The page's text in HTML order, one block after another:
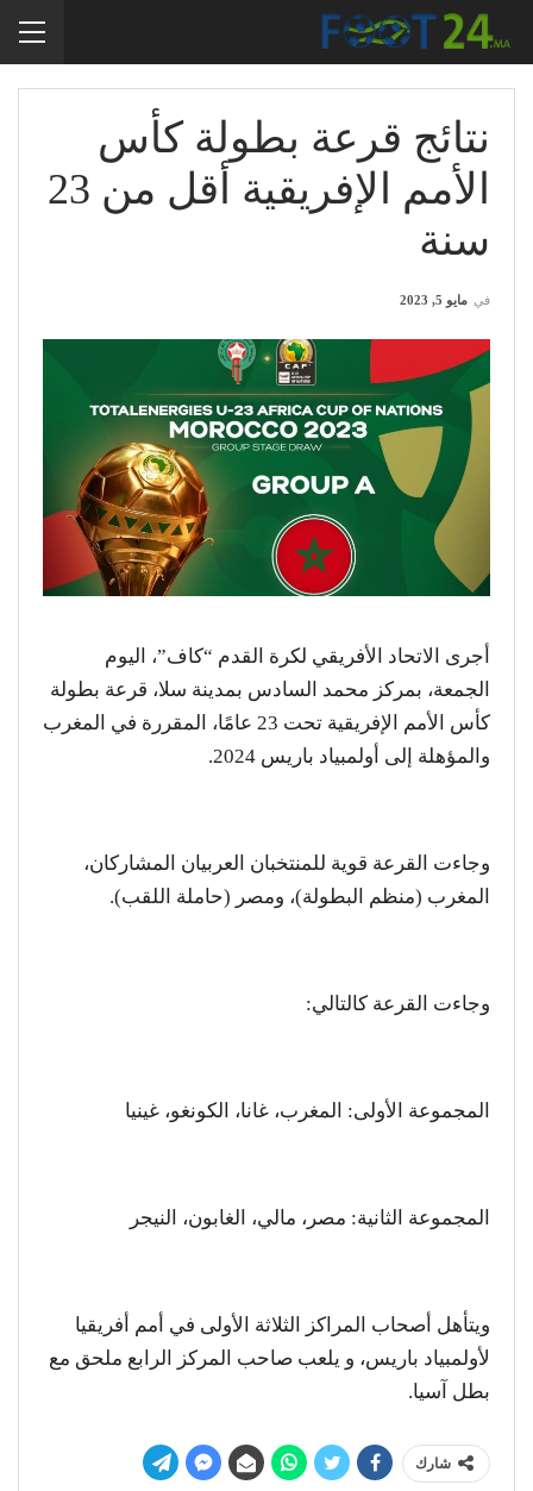
نتائج قرعة بطولة كأس
الأمم الإفريقية أقل من 23
سنة
في مايو 5, 2023
أجرى الاتحاد الأفريقي لكرة القدم “كاف”، اليوم
الجمعة، بمركز محمد السادس بمدينة سلا، قرعة بطولة
كأس الأمم الإفريقية تحت 23 عامًا، المقررة في المغرب
والمؤهلة إلى أولمبياد باريس 2024.
وجاءت القرعة قوية للمنتخبان العربيان المشاركان،
المغرب (منظم البطولة)، ومصر (حاملة اللقب).
وجاءت القرعة كالتالي:
المجموعة الأولى: المغرب، غانا، الكونغو، غينيا
المجموعة الثانية: مصر، مالي، الغابون، النيجر
ويتأهل أصحاب المراكز الثلاثة الأولى في أمم أفريقيا
لأولمبياد باريس، و يلعب صاحب المركز الرابع ملحق مع
بطل آسيا.
شارك